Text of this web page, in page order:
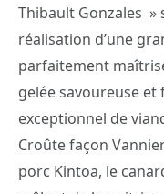
Thibault Gonzales »
réalisation d’une
parfaitement
gelée savoureuse
exceptionnel de
Croûte façon
porc Kintoa, le